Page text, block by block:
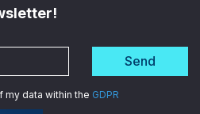
Send
my data within the GDPR